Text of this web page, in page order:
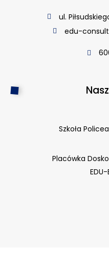
ul.
edu-
Szkoła
Placówka